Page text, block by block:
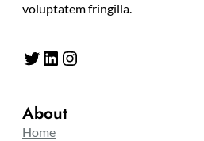
voluptatem fringilla.
Twitter LinkedIn Instagram
About
Home